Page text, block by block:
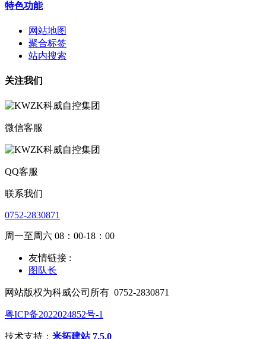
特色功能
网站地图
聚合标签
站内搜索
关注我们
微信客服
QQ客服
联系我们
0752-2830871
周一至周六 08：00-18：00
友情链接 :
图队长
网站版权为科威公司所有 0752-2830871
粤ICP备2022024852号-1
技术支持： 米拓建站 7.5.0